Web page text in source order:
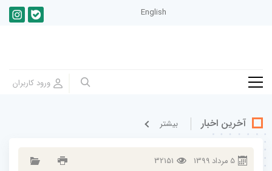
English
آخرین اخبار بيشتر
5 مرداد 1399
32151